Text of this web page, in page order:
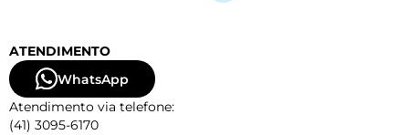
ATENDIMENTO
WhatsApp
Atendimento via telefone:
(41) 3095-6170